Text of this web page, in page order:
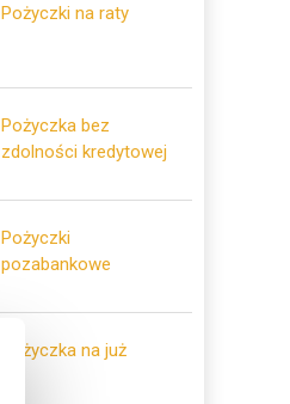
Pożyczki na raty
Pożyczka bez
zdolności kredytowej
Pożyczki
pozabankowe
Pożyczka na już